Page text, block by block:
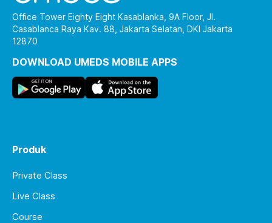
Office Tower Eighty Eight Kasablanka, 9A Floor, Jl.
Casablanca Raya Kav. 88, Jakarta Selatan, DKI Jakarta
12870
DOWNLOAD UMEDS MOBILE APPS
Produk
Private Class
Live Class
Course